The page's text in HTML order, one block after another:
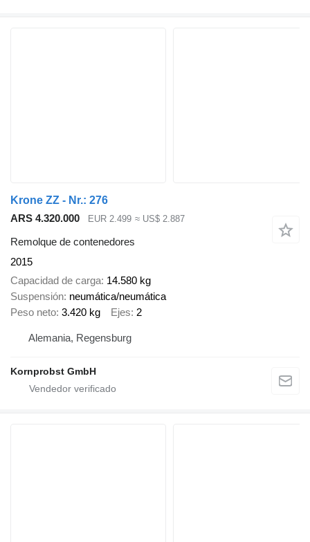
Krone ZZ - Nr.: 276
ARS 4.320.000
EUR 2.499 ≈ US$ 2.887
Remolque de contenedores
2015
Capacidad de carga 14.580 kg
Suspensión neumática/neumática
Peso neto 3.420 kg Ejes 2
Alemania, Regensburg
Kornprobst GmbH